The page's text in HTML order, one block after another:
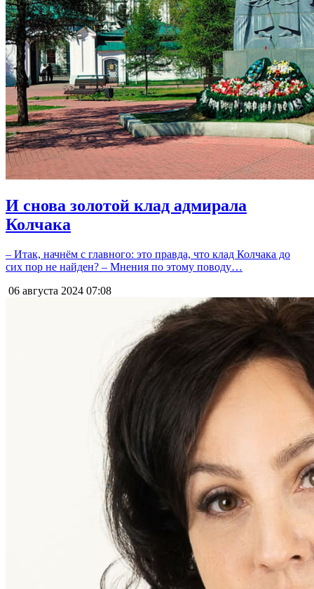
И снова золотой клад адмирала
Колчака
– Итак, начнём с главного: это правда, что клад Колчака до
сих пор не найден? – Мнения по этому поводу…
06 августа 2024 07:08